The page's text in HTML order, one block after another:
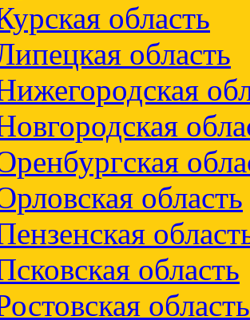
область
область
область
область
область